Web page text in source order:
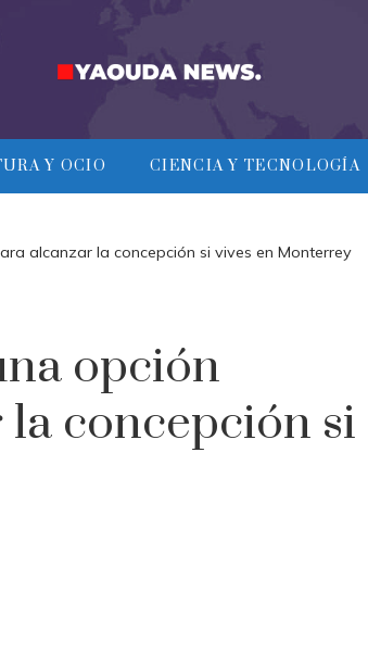
Y OCIO CIENCIA Y TECNOLOGÍA
alcanzar la concepción si vives en Monterrey
opción
concepción si